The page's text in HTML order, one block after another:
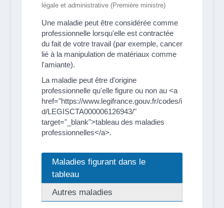
légale et administrative (Première ministre)
Une maladie peut être considérée comme
professionnelle lorsqu'elle est contractée
du fait de votre travail (par exemple, cancer
lié à la manipulation de matériaux comme
l'amiante).
La maladie peut être d'origine
professionnelle qu'elle figure ou non au <a
href="https://www.legifrance.gouv.fr/codes/i
d/LEGISCTA000006126943/"
target="_blank">tableau des maladies
professionnelles</a>.
Maladies figurant dans le
tableau
Autres maladies